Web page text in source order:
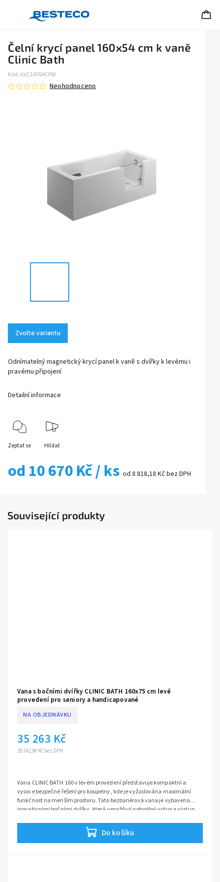
Čelní krycí panel 160x54 cm k vaně
Clinic Bath
Kód:AVC16054CPW
Neohodnoceno
od 10 670 Kč/ ks od 8 818,18 Kčbez DPH
Zvolte variantu
Odnímatelný magnetický krycí panel k vaně s dvířky k levému i
pravému připojení
Detailní informace
Zeptat se Hlídat
Související produkty
Vana s bočními dvířky CLINIC BATH 160x75 cm levé
provedení pro seniory a handicapované
NA OBJEDNÁVKU
29 142,98 Kč bez DPH
35 263 Kč
Do košíku
Vana CLINIC BATH 160 v levém provedení představuje kompaktní a
vysoce bezpečné řešení pro koupelny, kde je vyžadována maximální
funkčnost na menším prostoru. Tato bezbariérová vana je vybavena
inovativními bočními dvířky, která umožňují pohodlný vstup a výstup
maximální soběstačnost a bezpečí osobám se sníženou pohyblivostí,
seniorům i handicapovaným, aniž by slevovala z nároků na moderní
vzhled a komfortní relaxační koupel.